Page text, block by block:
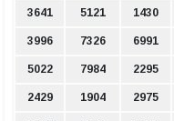
3641 5121 1430
3996 7326 6991
5022 7984 2295
2429 1904 2975